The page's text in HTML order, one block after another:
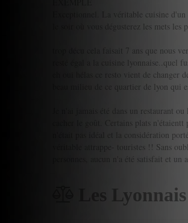
Exceptionnel. La véritable cuisine
le soir où vous dégusterez les mets
trop décu cela faisait 7 ans que nous
resté égal a la cuisine lyonnaise..quel
eh oui hélas ce resto vient de
beau milieu de ce quartier de lyon qui
Je n'ai jamais été dans un restaurant
cacher le goût. Certains plats
n'était pas idéal et la considération
véritable attrappe- touristes !! Sans
personnes, aucun n'a été satisfait et
Les